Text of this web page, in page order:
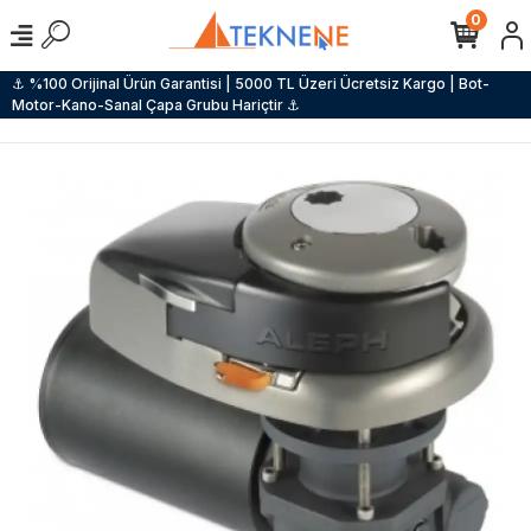
⚓ %100 Orijinal Ürün Garantisi | 5000 TL Üzeri Ücretsiz Kargo | Bot-
Motor-Kano-Sanal Çapa Grubu Hariçtir ⚓
0